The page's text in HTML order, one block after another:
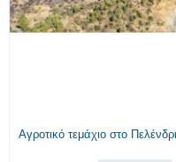
Αγροτικό τεμάχιο στο